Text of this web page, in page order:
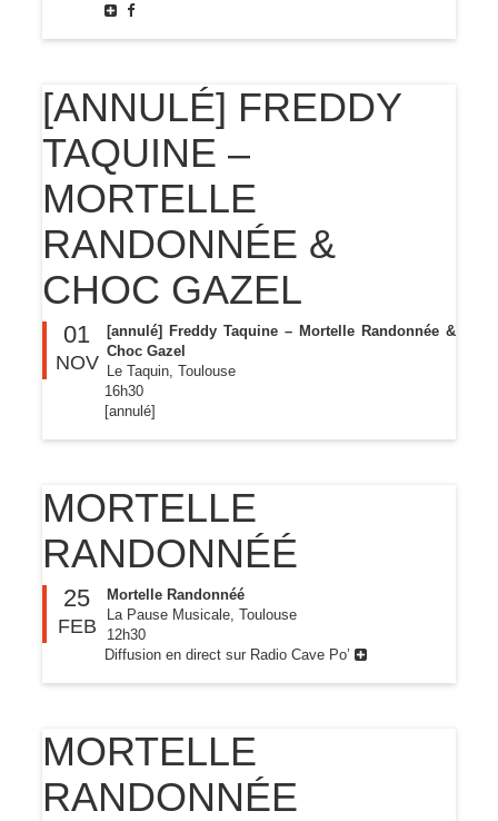
[ANNULÉ] FREDDY
TAQUINE –
MORTELLE
RANDONNÉE &
CHOC GAZEL
01
NOV
[annulé] Freddy Taquine – Mortelle Randonnée &
Choc Gazel
Le Taquin, Toulouse
16h30
[annulé]
MORTELLE
RANDONNÉÉ
25
FEB
Mortelle Randonnéé
La Pause Musicale, Toulouse
12h30
Diffusion en direct sur Radio Cave Po’
MORTELLE
RANDONNÉE